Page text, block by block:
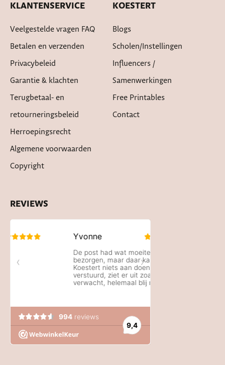
KLANTENSERVICE
Veelgestelde vragen FAQ
Betalen en verzenden
Privacybeleid
Garantie & klachten
Terugbetaal- en
retourneringsbeleid
Herroepingsrecht
Algemene voorwaarden
Copyright
KOESTERT
Blogs
Scholen/instellingen
Influencers /
Samenwerkingen
Free Printables
Contact
REVIEWS